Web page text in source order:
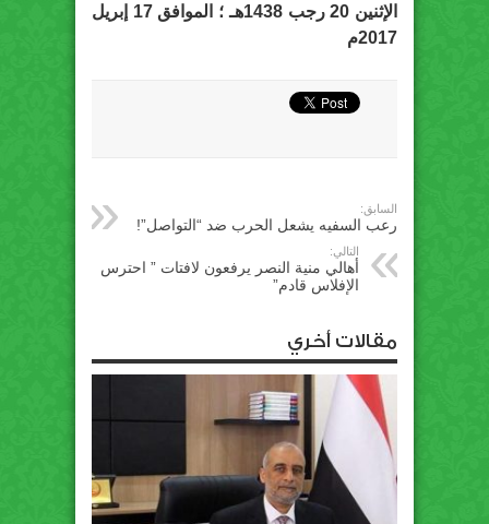
الإثنين 20 رجب 1438هـ ؛ الموافق 17 إبريل
2017م
السابق:
رعب السفيه يشعل الحرب ضد “التواصل”!
التالي:
أهالي منية النصر يرفعون لافتات ” احترس
الإفلاس قادم”
مقالات أخري